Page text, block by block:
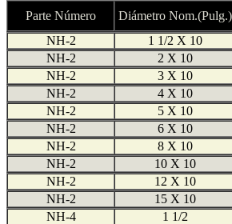
Parte Número
Diámetro Nom.(Pulg.)
NH-2
1 1/2 X 10
NH-2
2 X 10
NH-2
3 X 10
NH-2
4 X 10
NH-2
5 X 10
NH-2
6 X 10
NH-2
8 X 10
NH-2
10 X 10
NH-2
12 X 10
NH-2
15 X 10
NH-4
1 1/2